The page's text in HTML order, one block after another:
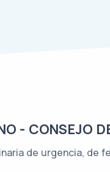
- CONSEJO
de urgencia, de